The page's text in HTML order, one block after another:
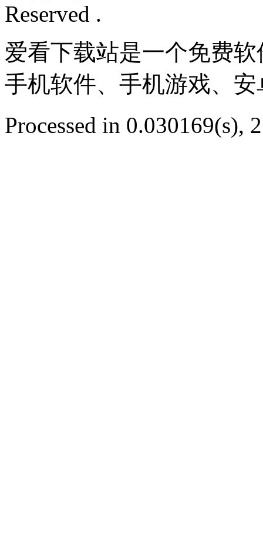
Reserved .
爱看下载站是一个免费
手机软件、手机游戏、
Processed in 0.030169(s),